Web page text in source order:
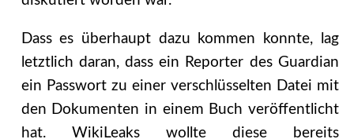
Dass es überhaupt dazu kommen konnte, lag
letztlich daran, dass ein Reporter des Guardian
ein Passwort zu einer verschlüsselten Datei mit
den Dokumenten in einem Buch veröffentlicht
hat. WikiLeaks wollte diese bereits